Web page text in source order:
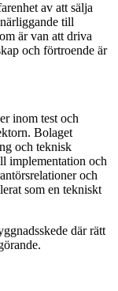
av att sälja
till
är van att driva
och förtroende är
inom test och
Bolaget
och teknisk
implementation och
och
som en tekniskt
där rätt